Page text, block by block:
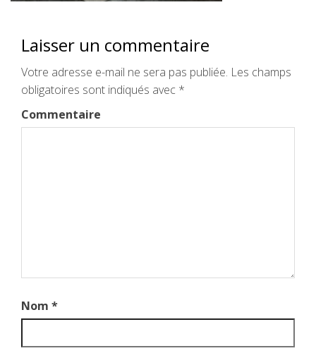
Laisser un commentaire
Votre adresse e-mail ne sera pas publiée. Les champs
obligatoires sont indiqués avec *
Commentaire
Nom *